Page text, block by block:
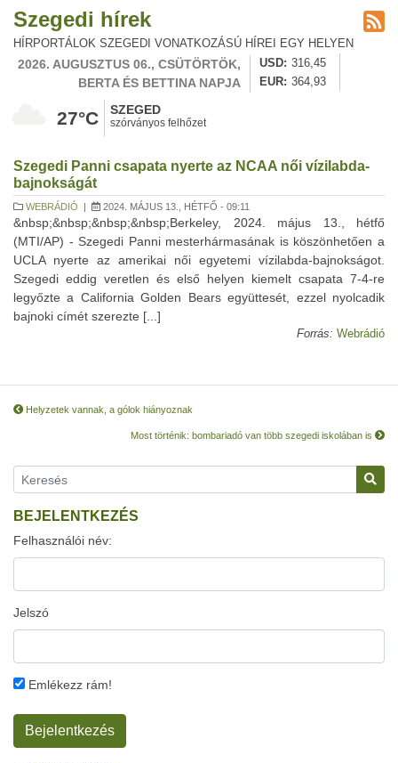
Szegedi hírek
HÍRPORTÁLOK SZEGEDI VONATKOZÁSÚ HÍREI EGY HELYEN
2026. AUGUSZTUS 06., CSÜTÖRTÖK,
BERTA ÉS BETTINA NAPJA
USD
316,45
EUR
364,93
27°C SZEGED
szórványos felhőzet
Szegedi Panni csapata nyerte az NCAA női vízilabda-
bajnokságát
WEBRÁDIÓ | 2024. MÁJUS 13., HÉTFŐ - 09:11
&nbsp;&nbsp;&nbsp;&nbsp;Berkeley, 2024. május 13., hétfő
(MTI/AP) - Szegedi Panni mesterhármasának is köszönhetően a
UCLA nyerte az amerikai női egyetemi vízilabda-bajnokságot.
Szegedi eddig veretlen és első helyen kiemelt csapata 7-4-re
legyőzte a California Golden Bears együttesét, ezzel nyolcadik
bajnoki címét szerezte [...]
Forrás: Webrádió
Helyzetek vannak, a gólok hiányoznak
Most történik: bombariadó van több szegedi iskolában is
BEJELENTKEZÉS
Felhasználói név:
Jelszó
Emlékezz rám!